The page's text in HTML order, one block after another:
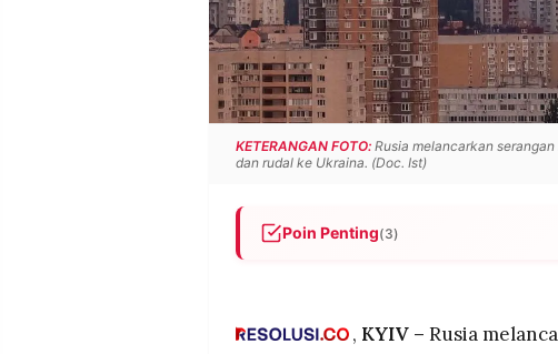
KETERANGAN FOTO: Rusia melancarkan
dan rudal ke Ukraina. (Doc. Ist)
Poin Penting(3)
, KYIV – Rusia